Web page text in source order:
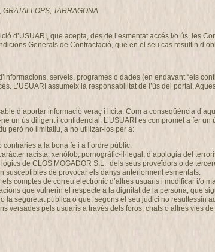
TARRAGONA
d’USUARI, que acepta, des de l’esmentat accés i/o ús, les
Generals de Contractació, que en el seu cas resultin
serveis, programes o dades (en endavant “els
L’USUARI assumeix la responsabilitat de l’ús del portal.
d’aportar informació veraç i lícita. Com a conseqüència
un ús diligent i confidencial. L’USUARI es compromet a fer
però no limitatiu, a no utilizar-los per a:
contràries a la bona fe i a l’ordre públic.
racista, xenòfob, pornogràfic-il·legal, d’apologia del
de CLOS MOGADOR S.L. dels seus proveïdors o de
susceptibles de provocar els danys anteriorment esmentats.
comptes de correu electrònic d’altres usuaris i modificar i/o
que vulnerin el respecte a la dignitat de la persona, que
la seguretat pública o que, segons el seu judici no resultessin
versades pels usuaris a través dels foros, chats o altres vies